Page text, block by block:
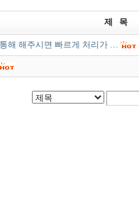
제 목
해 해주시면 빠르게 처리가 …